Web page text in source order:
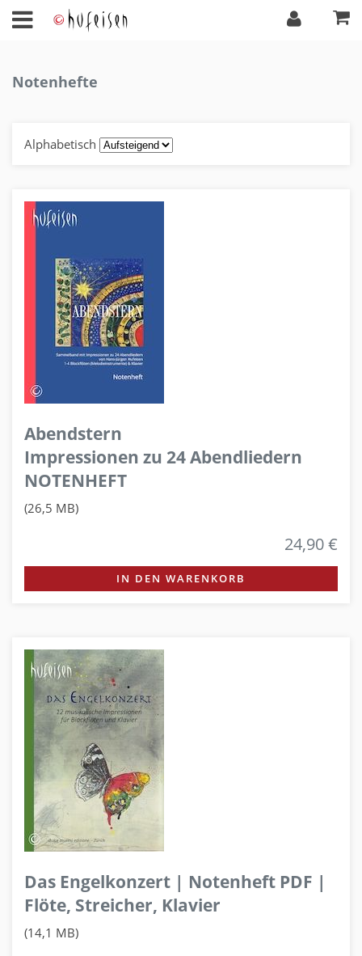
Notenhefte
Alphabetisch
Abendstern
Impressionen zu 24 Abendliedern
NOTENHEFT
(26,5 MB)
24,90 €
IN DEN WARENKORB
Das Engelkonzert | Notenheft PDF |
Flöte, Streicher, Klavier
(14,1 MB)